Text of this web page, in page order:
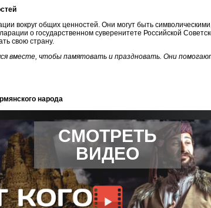
вокруг общих ценностей. Они могут быть
о государственном суверенитете Российской
свою страну.
вместе, чтобы памятовать и праздновать. Они
народа
СМОТРЕТЬ
ВИДЕО